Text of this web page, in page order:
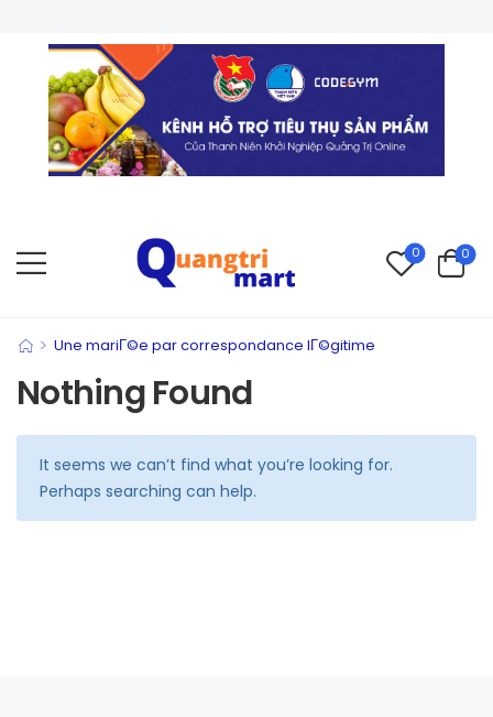
0 0
> Une mariГ©e par correspondance lГ©gitime
Nothing Found
It seems we can’t find what you’re looking for.
Perhaps searching can help.